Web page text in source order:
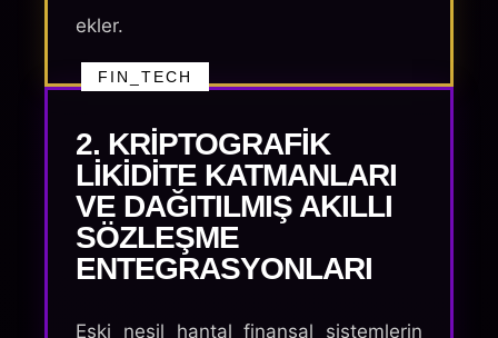
ekler.
FIN_TECH
2. KRIPTOGRAFIK
LIKIDITE KATMANLARI
VE DAĞITILMIŞ AKILLI
SÖZLEŞME
ENTEGRASYONLARI
Eski nesil hantal finansal sistemlerin